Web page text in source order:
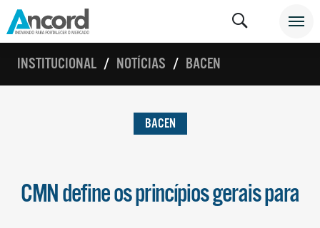
INSTITUCIONAL NOTÍCIAS BACEN
BACEN
CMN define os princípios gerais para